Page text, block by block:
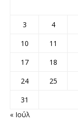
3
4
10
11
17
18
24
25
31
« Ιούλ